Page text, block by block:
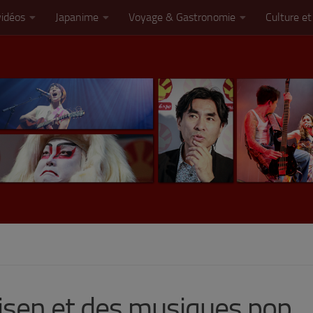
Japanime Voyage & Gastronomie Culture